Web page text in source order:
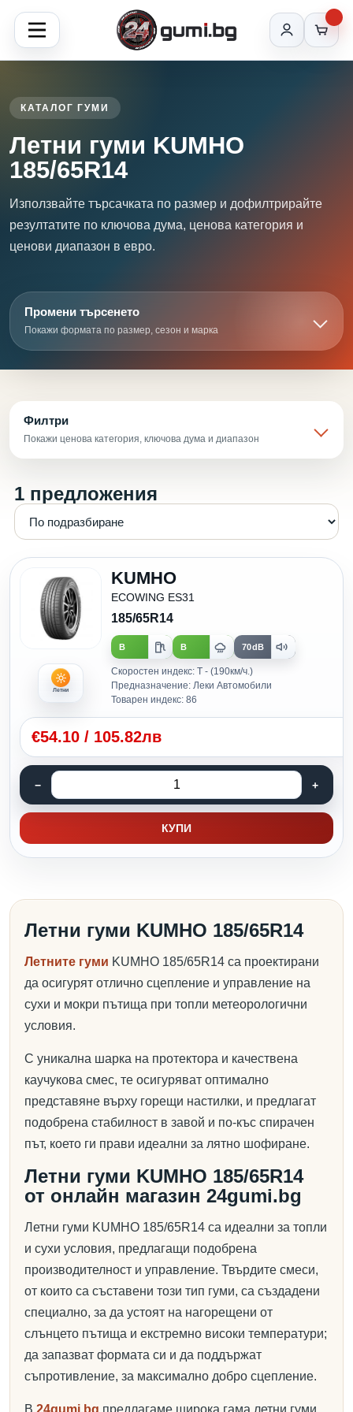
КАТАЛОГ ГУМИ
Летни гуми KUMHO
185/65R14
Използвайте търсачката по размер и дофилтрирайте
резултатите по ключова дума, ценова категория и
ценови диапазон в евро.
Промени търсенето
Покажи формата по размер, сезон и марка
Филтри
Покажи ценова категория, ключова дума и диапазон
1 предложения
Летни
KUMHO
ECOWING ES31
185/65R14
B B 70dB
Скоростен индекс: T - (190км/ч.)
Предназначение: Леки Автомобили
Товарен индекс: 86
€54.10 / 105.82лв
КУПИ
Летни гуми KUMHO 185/65R14
Летните гуми KUMHO 185/65R14 са проектирани
да осигурят отлично сцепление и управление на
сухи и мокри пътища при топли метеорологични
условия.
С уникална шарка на протектора и качествена
каучукова смес, те осигуряват оптимално
представяне върху горещи настилки, и предлагат
подобрена стабилност в завой и по-къс спирачен
път, което ги прави идеални за лятно шофиране.
Летни гуми KUMHO 185/65R14
от онлайн магазин 24gumi.bg
Летни гуми KUMHO 185/65R14 са идеални за топли
и сухи условия, предлагащи подобрена
производителност и управление. Твърдите смеси,
от които са съставени този тип гуми, са създадени
специално, за да устоят на нагорещени от
слънцето пътища и екстремно високи температури;
да запазват формата си и да поддържат
съпротивление, за максимално добро сцепление.
В 24gumi.bg предлагаме широка гама летни гуми